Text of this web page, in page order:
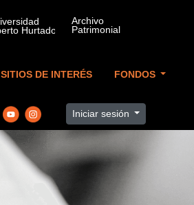
SITIOS DE INTERÉS FONDOS
Iniciar sesión